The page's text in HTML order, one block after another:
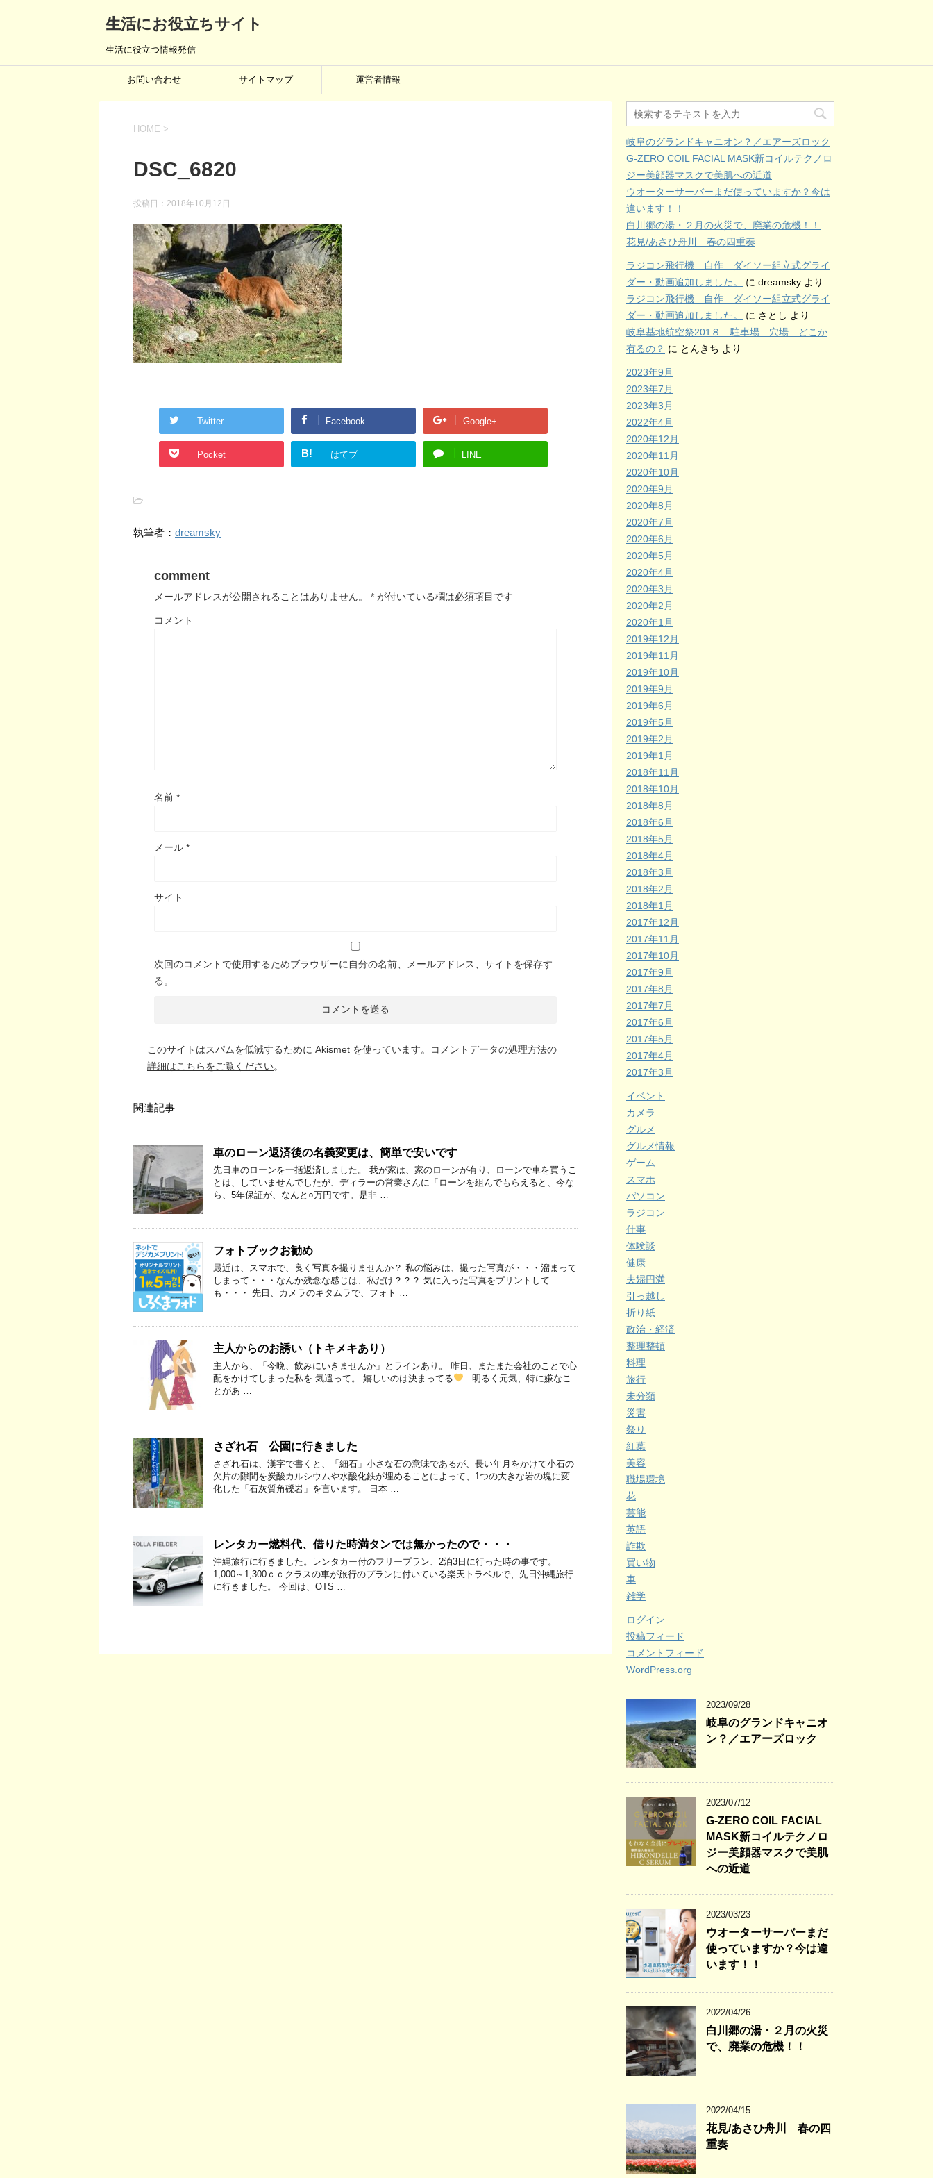
生活にお役立ちサイト
生活に役立つ情報発信
お問い合わせ サイトマップ 運営者情報
HOME >
DSC_6820
投稿日： 2018年10月12日
Twitter Facebook Google+
Pocket B! はてブ LINE
-
執筆者： dreamsky
comment
メールアドレスが公開されることはありません。 * が付いている欄は必須項目です
コメント
名前 *
メール *
サイト
次回のコメントで使用するためブラウザーに自分の名前、メールアドレス、サイトを保存す
る。
このサイトはスパムを低減するために Akismet を使っています。
コメントデータの処理方法の
詳細はこちらをご覧ください。
関連記事
車のローン返済後の名義変更は、簡単で安いです
先日車のローンを一括返済しました。 我が家は、家のローンが有り、ローンで車を買うこ
とは、していませんでしたが、ディラーの営業さんに「ローンを組んでもらえると、今な
ら、5年保証が、なんと○万円です。是非 …
フォトブックお勧め
最近は、スマホで、良く写真を撮りませんか？ 私の悩みは、撮った写真が・・・溜まって
しまって・・・なんか残念な感じは、私だけ？？？ 気に入った写真をプリントして
も・・・ 先日、カメラのキタムラで、フォト …
主人からのお誘い（トキメキあり）
主人から、「今晩、飲みにいきませんか」とラインあり。 昨日、またまた会社のことで心
配をかけてしまった私を 気遣って。 嬉しいのは決まってる
明るく元気、特に嫌なこ
とがあ …
さざれ石 公園に行きました
さざれ石は、漢字で書くと、「細石」小さな石の意味であるが、長い年月をかけて小石の
欠片の隙間を炭酸カルシウムや水酸化鉄が埋めることによって、1つの大きな岩の塊に変
化した「石灰質角礫岩」を言います。 日本 …
レンタカー燃料代、借りた時満タンでは無かったので・・・
沖縄旅行に行きました。レンタカー付のフリープラン、2泊3日に行った時の事です。
1,000～1,300ｃｃクラスの車が旅行のプランに付いている楽天トラベルで、先日沖縄旅行
に行きました。 今回は、OTS …
岐阜のグランドキャニオン？／エアーズロック
G-ZERO COIL FACIAL MASK新コイルテクノロ
ジー美顔器マスクで美肌への近道
ウオーターサーバーまだ使っていますか？今は
違います！！
白川郷の湯・２月の火災で、廃業の危機！！
花見/あさひ舟川 春の四重奏
ラジコン飛行機 自作 ダイソー組立式グライ
ダー・動画追加しました。
に dreamsky より
ラジコン飛行機 自作 ダイソー組立式グライ
ダー・動画追加しました。
に さとし より
岐阜基地航空祭201８ 駐車場 穴場 どこか
有るの？ に とんきち より
2023年9月
2023年7月
2023年3月
2022年4月
2020年12月
2020年11月
2020年10月
2020年9月
2020年8月
2020年7月
2020年6月
2020年5月
2020年4月
2020年3月
2020年2月
2020年1月
2019年12月
2019年11月
2019年10月
2019年9月
2019年6月
2019年5月
2019年2月
2019年1月
2018年11月
2018年10月
2018年8月
2018年6月
2018年5月
2018年4月
2018年3月
2018年2月
2018年1月
2017年12月
2017年11月
2017年10月
2017年9月
2017年8月
2017年7月
2017年6月
2017年5月
2017年4月
2017年3月
イベント
カメラ
グルメ
グルメ情報
ゲーム
スマホ
パソコン
ラジコン
仕事
体験談
健康
夫婦円満
引っ越し
折り紙
政治・経済
整理整頓
料理
旅行
未分類
災害
祭り
紅葉
美容
職場環境
花
芸能
英語
詐欺
買い物
車
雑学
ログイン
投稿フィード
コメントフィード
WordPress.org
2023/09/28
岐阜のグランドキャニオ
ン？／エアーズロック
2023/07/12
G-ZERO COIL FACIAL
MASK新コイルテクノロ
ジー美顔器マスクで美肌
への近道
2023/03/23
ウオーターサーバーまだ
使っていますか？今は違
います！！
2022/04/26
白川郷の湯・２月の火災
で、廃業の危機！！
2022/04/15
花見/あさひ舟川 春の四
重奏